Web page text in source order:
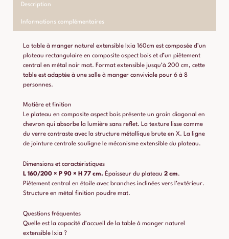
Description
Informations complémentaires
La table à manger naturel extensible Ixia 160cm est composée d’un
plateau rectangulaire en composite aspect bois et d’un piètement
central en métal noir mat. Format extensible jusqu’à 200 cm, cette
table est adaptée à une salle à manger conviviale pour 6 à 8
personnes.
Matière et finition
Le plateau en composite aspect bois présente un grain diagonal en
chevron qui absorbe la lumière sans reflet. La texture lisse comme
du verre contraste avec la structure métallique brute en X. La ligne
de jointure centrale souligne le mécanisme extensible du plateau.
Dimensions et caractéristiques
L 160/200 × P 90 × H 77 cm. Épaisseur du plateau 2 cm.
Piètement central en étoile avec branches inclinées vers l’extérieur.
Structure en métal finition poudre mat.
Questions fréquentes
Quelle est la capacité d’accueil de la table à manger naturel
extensible Ixia ?